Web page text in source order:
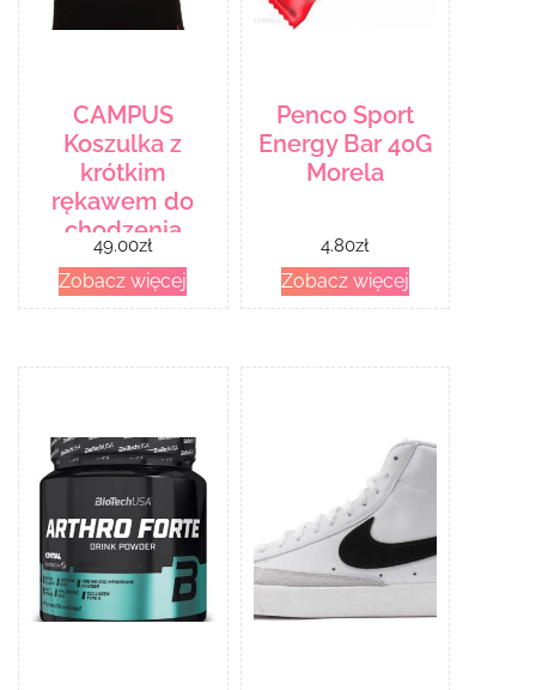
CAMPUS
Koszulka z
krótkim
rękawem do
chodzenia
damska
Campus Yarra-
Zamów na
30 dni na zwrot
49.00zł
Zobacz więcej
Penco Sport
Energy Bar 40G
Morela
4.80zł
Zobacz więcej